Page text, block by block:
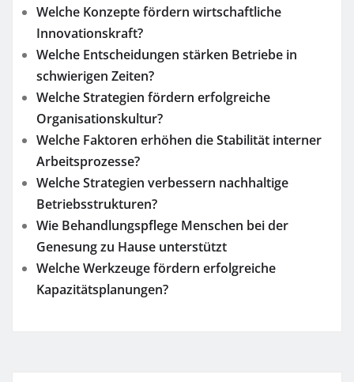
Welche Konzepte fördern wirtschaftliche
Innovationskraft?
Welche Entscheidungen stärken Betriebe in
schwierigen Zeiten?
Welche Strategien fördern erfolgreiche
Organisationskultur?
Welche Faktoren erhöhen die Stabilität interner
Arbeitsprozesse?
Welche Strategien verbessern nachhaltige
Betriebsstrukturen?
Wie Behandlungspflege Menschen bei der
Genesung zu Hause unterstützt
Welche Werkzeuge fördern erfolgreiche
Kapazitätsplanungen?